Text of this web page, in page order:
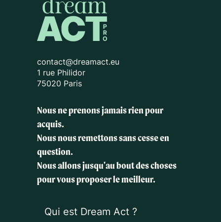
contact@dreamact.eu
1 rue Philidor
75020 Paris
Nous ne prenons jamais rien pour
acquis.
Nous nous remettons sans cesse en
question.
Nous allons jusqu'au bout des choses
pour vous proposer le meilleur.
Qui est Dream Act ?